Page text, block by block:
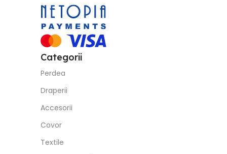
Categorii
Perdea
Draperii
Accesorii
Covor
Textile